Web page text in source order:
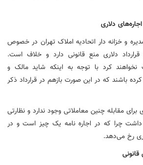
دلاری
و خزانه دار اتحادیه املاک تهران در خصوص
دلاری منع قانونی دارد و خلاف است.
نخواهند کرد با توجه به اینکه شاید مالک و
باشند که در این صورت بازهم در قرارداد ذکر
مقابله چنین معاملاتی وجود ندارد و نظارتی
داشت چرا که در اجاره نامه یک چیز است و در
رخ می‌دهد.